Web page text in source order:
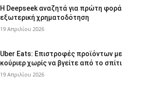
Η Deepseek αναζητά για πρώτη φορά
εξωτερική χρηματοδότηση
19 Απριλίου 2026
Uber Eats: Επιστροφές προϊόντων με
κούριερ χωρίς να βγείτε από το σπίτι
19 Απριλίου 2026